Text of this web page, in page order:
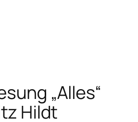
„Alles“
Hildt